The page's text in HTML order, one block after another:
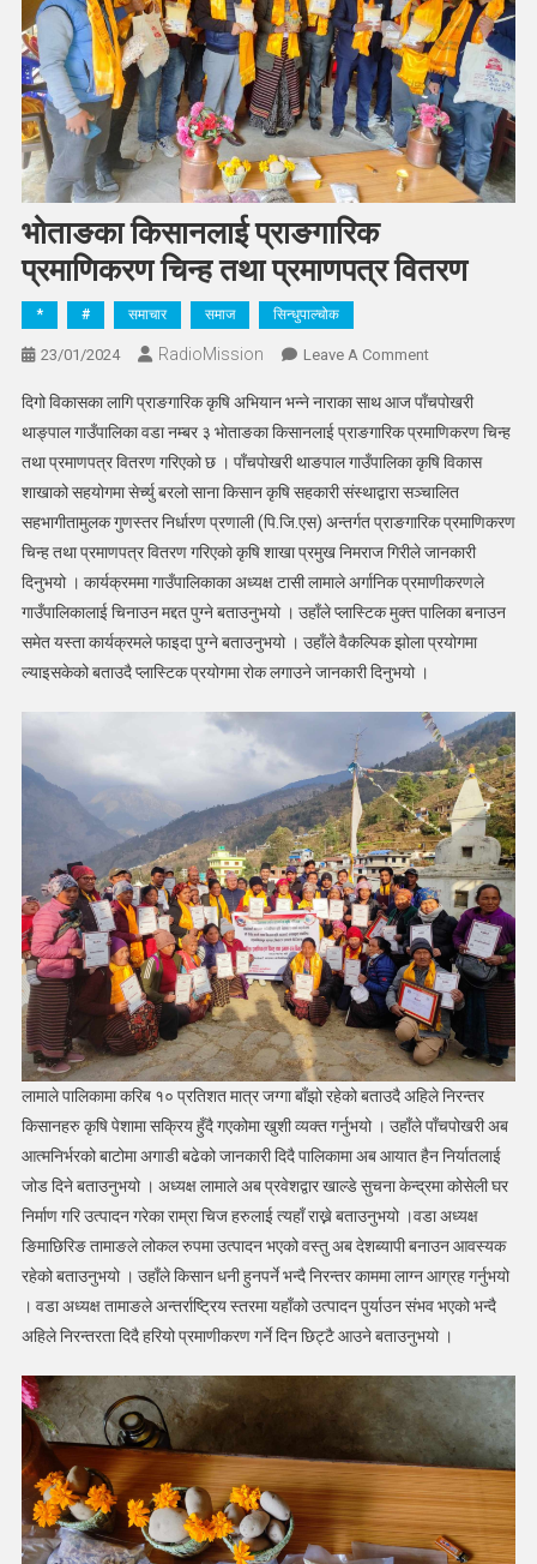
भोताङका किसानलाई प्राङगारिक
प्रमाणिकरण चिन्ह तथा प्रमाणपत्र वितरण
* # समाचार समाज सिन्धुपाल्चोक
23/01/2024 RadioMission Leave A CommentOn
किसानलाई
प्राङगारिक
प्रमाणिकरण
चिन्ह
तथा
प्रमाणपत्र
वितरण
दिगो विकासका लागि प्राङगारिक कृषि अभियान भन्ने नाराका साथ आज पाँचपोखरी
थाङ्पाल गाउँपालिका वडा नम्बर ३ भोताङका किसानलाई प्राङगारिक प्रमाणिकरण चिन्ह
तथा प्रमाणपत्र वितरण गरिएको छ । पाँचपोखरी थाङपाल गाउँपालिका कृषि विकास
शाखाको सहयोगमा सेर्च्यु बरलो साना किसान कृषि सहकारी संस्थाद्वारा सञ्चालित
सहभागीतामुलक गुणस्तर निर्धारण प्रणाली (पि.जि.एस) अन्तर्गत प्राङगारिक प्रमाणिकरण
चिन्ह तथा प्रमाणपत्र वितरण गरिएको कृषि शाखा प्रमुख निमराज गिरीले जानकारी
दिनुभयो । कार्यक्रममा गाउँपालिकाका अध्यक्ष टासी लामाले अर्गानिक प्रमाणीकरणले
गाउँपालिकालाई चिनाउन मद्दत पुग्ने बताउनुभयो । उहाँले प्लास्टिक मुक्त पालिका बनाउन
समेत यस्ता कार्यक्रमले फाइदा पुग्ने बताउनुभयो । उहाँले वैकल्पिक झोला प्रयोगमा
ल्याइसकेको बताउदै प्लास्टिक प्रयोगमा रोक लगाउने जानकारी दिनुभयो ।
लामाले पालिकामा करिब १० प्रतिशत मात्र जग्गा बाँझो रहेको बताउदै अहिले निरन्तर
किसानहरु कृषि पेशामा सक्रिय हुँदै गएकोमा खुशी व्यक्त गर्नुभयो । उहाँले पाँचपोखरी अब
आत्मनिर्भरको बाटोमा अगाडी बढेको जानकारी दिदै पालिकामा अब आयात हैन निर्यातलाई
जोड दिने बताउनुभयो । अध्यक्ष लामाले अब प्रवेशद्वार खाल्डे सुचना केन्द्रमा कोसेली घर
निर्माण गरि उत्पादन गरेका राम्रा चिज हरुलाई त्यहाँ राख्ने बताउनुभयो ।वडा अध्यक्ष
ङिमाछिरिङ तामाङले लोकल रुपमा उत्पादन भएको वस्तु अब देशब्यापी बनाउन आवस्यक
रहेको बताउनुभयो । उहाँले किसान धनी हुनपर्ने भन्दै निरन्तर काममा लाग्न आग्रह गर्नुभयो
। वडा अध्यक्ष तामाङले अन्तर्राष्ट्रिय स्तरमा यहाँको उत्पादन पुर्याउन संभव भएको भन्दै
अहिले निरन्तरता दिदै हरियो प्रमाणीकरण गर्ने दिन छिट्टै आउने बताउनुभयो ।